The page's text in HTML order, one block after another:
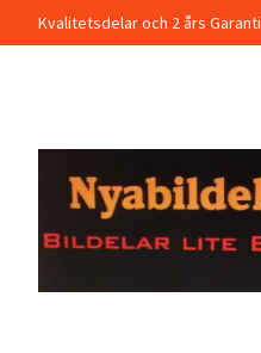
Kvalitetsdelar och 2 års Garanti